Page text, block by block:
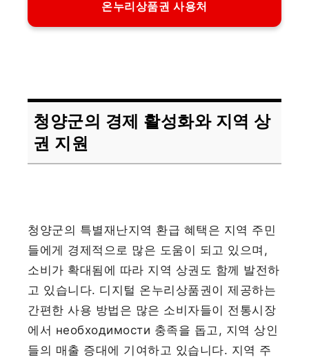
온누리상품권 사용처
청양군의 경제 활성화와 지역 상
권 지원
청양군의 특별재난지역 환급 혜택은 지역 주민
들에게 경제적으로 많은 도움이 되고 있으며,
소비가 확대됨에 따라 지역 상권도 함께 발전하
고 있습니다. 디지털 온누리상품권이 제공하는
간편한 사용 방법은 많은 소비자들이 전통시장
에서 необходимости 충족을 돕고, 지역 상인
들의 매출 증대에 기여하고 있습니다. 지역 주